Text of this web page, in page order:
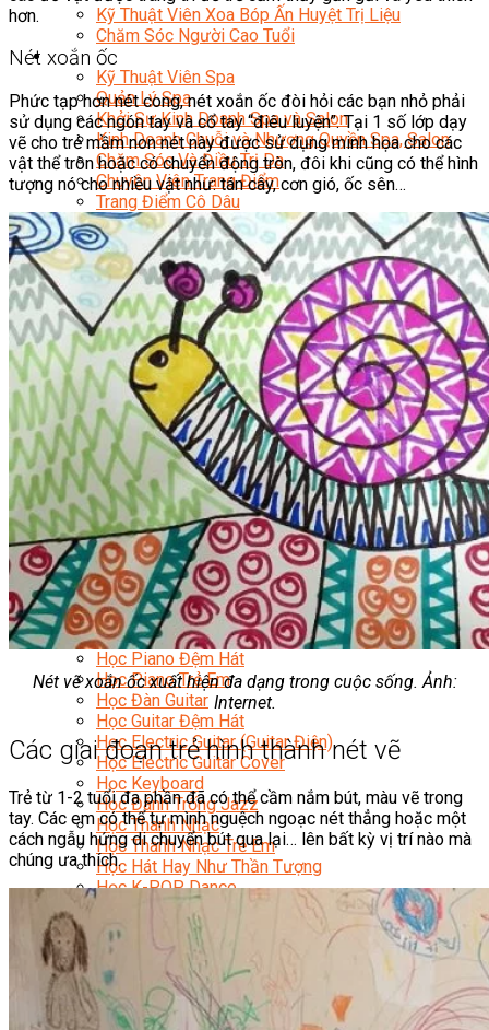
Kỹ Thuật Viên Xoa Bóp Ấn Huyệt Trị Liệu
Chăm Sóc Người Cao Tuổi
Sắc Đẹp
Kỹ Thuật Viên Spa
Quản Lý Spa
Khởi Sự Kinh Doanh Spa và Salon
Kinh Doanh Chuỗi và Nhượng Quyền Spa, Salon
Chăm Sóc Và Điều Trị Da
Chuyên Viên Trang Điểm
Trang Điểm Cô Dâu
Phun Xăm Thẩm Mỹ
Kỹ Thuật Tạo Sợi Hairstroke
Barber Chuyên Nghiệp
Kỹ Thuật Chải Bới Tóc Chuyên Nghiệp
Quản Lý Hair Salon Chuyên Nghiệp
Nối Mi Chuyên Nghiệp
Quản Lý Nail Salon Chuyên Nghiệp
Kỹ Thuật Nhuộm – Uốn – Duỗi
Nail Salon Định Cư
Kinh Doanh Nail Box
Train The Trainer – Chuyên Ngành Nail
Chăm Sóc Mẹ Và Bé
Gội Đầu Dưỡng Sinh Và Massage Thư Giãn
Marketing Online Ngành Chăm Sóc Sắc Đẹp
Chuyên Đề Chăm Sóc Sắc Đẹp
Âm Nhạc
Nhạc Công Chuyên Nghiệp
Ca Sĩ Chuyên Nghiệp
Học Đàn Violin
Học Violin Cover
Học Đàn Piano
Học Piano Đệm Hát
Học Piano Trẻ Em
Học Đàn Guitar
Học Guitar Đệm Hát
Học Electric Guitar (Guitar Điện)
Học Electric Guitar Cover
Học Keyboard
Học Đánh Trống Jazz
Học Thanh Nhạc
Học Thanh Nhạc Trẻ Em
Học Hát Hay Như Thần Tượng
Học K-POP Dance
Học Nhảy Hiện Đại
Chuyên Đề Tiktok Dance
Kỹ Thuật – Công Nghệ
Kỹ Thuật Viên Điện – Nước – Điện Lạnh Dân Dụng
Kỹ Thuật Viên Điện Lạnh Ô Tô
Kỹ Thuật Viên Điện – Điện Tử Ô Tô Cơ Bản
hơn.
Nét xoắn ốc
Phức tạp hơn nét cong, nét xoắn ốc đòi hỏi các bạn nhỏ phải
sử dụng các ngón tay và cổ tay “điêu luyện”. Tại 1 số lớp dạy
vẽ cho trẻ mầm non nét này được sử dụng minh họa cho các
vật thể tròn hoặc có chuyển động tròn, đôi khi cũng có thể hình
tượng nó cho nhiều vật như: tán cây, cơn gió, ốc sên…
Nét vẽ xoắn ốc xuất hiện đa dạng trong cuộc sống. Ảnh:
Internet.
Các giai đoạn trẻ hình thành nét vẽ
Trẻ từ 1-2 tuổi đa phần đã có thể cầm nắm bút, màu vẽ trong
tay. Các em có thể tự mình nguệch ngoạc nét thẳng hoặc một
cách ngẫu hứng di chuyển bút qua lại… lên bất kỳ vị trí nào mà
chúng ưa thích.